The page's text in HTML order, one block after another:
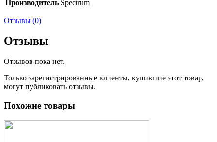
Производитель Spectrum
Отзывы (0)
Отзывы
Отзывов пока нет.
Только зарегистрированные клиенты, купившие этот товар,
могут публиковать отзывы.
Похожие товары